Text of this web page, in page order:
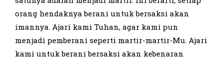
orang hendaknya berani untuk bersaksi akan
imannya. Ajari kami Tuhan, agar kami pun
menjadi pemberani seperti martir-martir-Mu. Ajari
kami untuk berani bersaksi akan kebenaran